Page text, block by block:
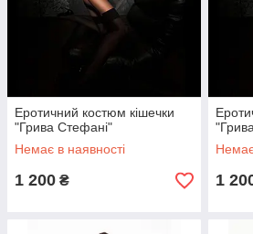
Еротичний костюм кішечки
"Грива Стефані"
Немає в наявності
1 200 ₴ 1